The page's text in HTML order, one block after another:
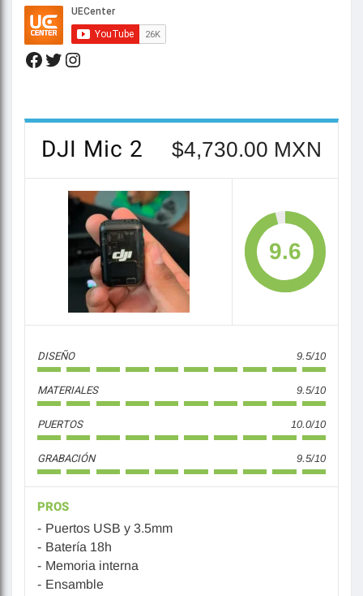
DJI Mic 2 $4,730.00 MXN
9.6
DISEÑO 9.5/10
MATERIALES 9.5/10
PUERTOS 10.0/10
GRABACIÓN 9.5/10
PROS
Puertos USB y 3.5mm
Batería 18h
Memoria interna
Ensamble